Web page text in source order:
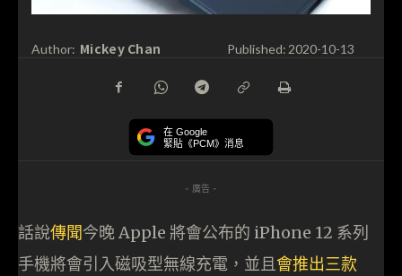
Author: Mickey Chan Published: 2020-10-13
在 Google
緊貼《PCM》消息
- 廣告 -
話說傳聞今晚 Apple 將會公布的 iPhone 12 系列
手機將會引入磁吸型無線充電，並且會推出三款